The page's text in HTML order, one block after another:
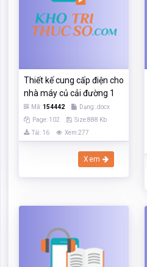
Thiết kế cung cấp điện cho
nhà máy củ cải đường 1
Mã: 154442
Dạng:.docx
Page: 102
Size:888 Kb
Tải: 16
Xem:277
Xem